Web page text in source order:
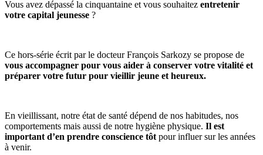
Vous avez dépassé la cinquantaine et vous souhaitez entretenir
votre capital jeunesse ?
Ce hors-série écrit par le docteur François Sarkozy se propose de
vous accompagner pour vous aider à conserver votre vitalité et
préparer votre futur pour vieillir jeune et heureux.
En vieillissant, notre état de santé dépend de nos habitudes, nos
comportements mais aussi de notre hygiène physique. Il est
important d’en prendre conscience tôt pour influer sur les années
à venir.